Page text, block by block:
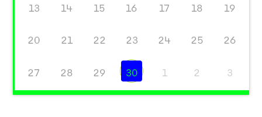
13 14 15 16 17 18 19
20 21 22 23 24 25 26
27 28 29 30 1 2 3